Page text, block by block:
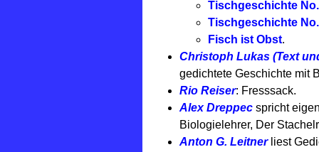
Tischgeschichte
Tischgeschichte
Fisch ist Obst.
Christoph Lukas (Text
gedichtete Geschichte mit
Rio Reiser: Fresssack.
Alex Dreppec spricht
Biologielehrer, Der
Anton G. Leitnerliest